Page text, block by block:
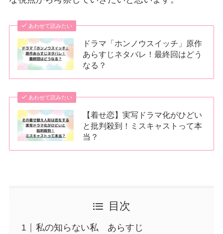
あわせて読みたい
ドラマ「ホンノウスイッチ」原作
あらすじネタバレ！最終回はどう
なる？
あわせて読みたい
【着せ恋】実写ドラマ化がひどい
と批判殺到！ミスキャストって本
当？
目次
私の知らない私 あらすじ